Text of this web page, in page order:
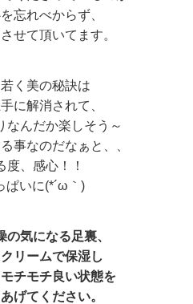
忘れべからず、
せて頂いてます。
く美の秘訣は
に解消されて、
なんだか楽しそう～
事なのだなぁと、、
度、感心！！
ぱいに(*´ω｀)
の気になる足裏、
リームで保湿し
チモチ良い状態を
げてください。